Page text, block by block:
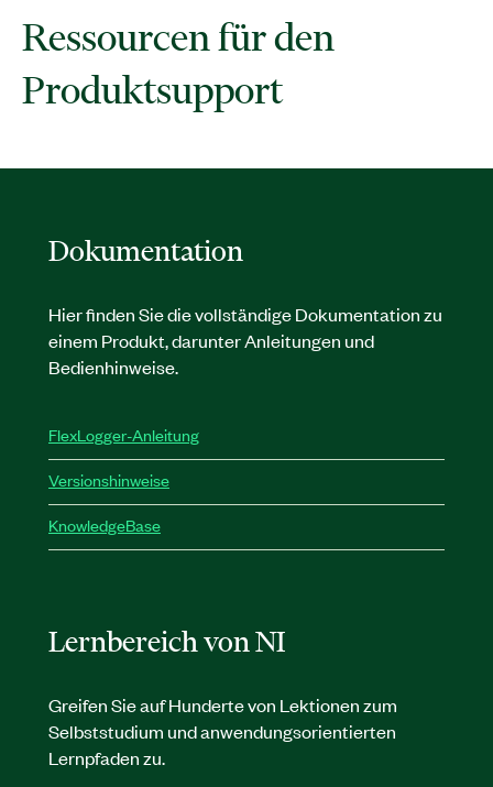
Ressourcen für den
Produktsupport
Dokumentation
Hier finden Sie die vollständige Dokumentation zu
einem Produkt, darunter Anleitungen und
Bedienhinweise.
FlexLogger-Anleitung
Versionshinweise
KnowledgeBase
Lernbereich von NI
Greifen Sie auf Hunderte von Lektionen zum
Selbststudium und anwendungsorientierten
Lernpfaden zu.